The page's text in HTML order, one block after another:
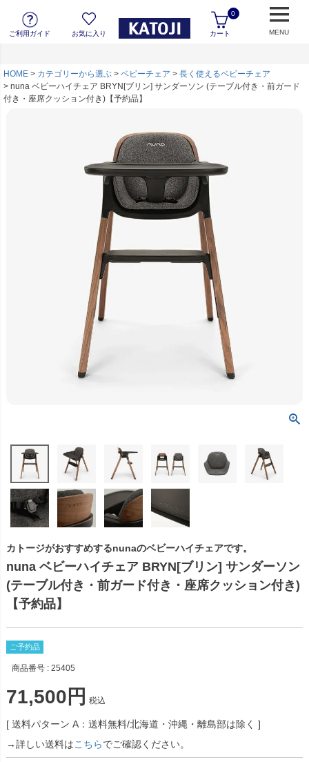
ご利用ガイド お気に入り カート
0
MENU
HOME カテゴリーから選ぶ ベビーチェア
長く使えるベビーチェア
nuna ベビーハイチェア BRYN[ブリン] サンダーソン (テーブル付き・前ガード
付き・座席クッション付き)【予約品】
カトージがおすすめするnunaのベビーハイチェアです。
nuna ベビーハイチェア BRYN[ブリン] サンダーソン
(テーブル付き・前ガード付き・座席クッション付き)
【予約品】
ご予約品
商品番号 25405
71,500 税込
送料パターン A：送料無料/北海道・沖縄・離島部は除く
→詳しい送料はこちらでご確認ください。